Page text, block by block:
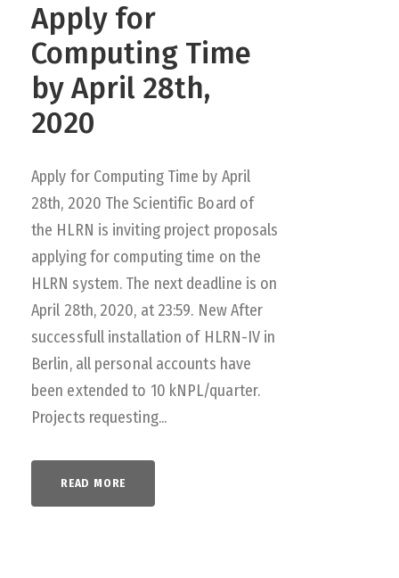
Apply for
Computing Time
by April 28th,
2020
Apply for Computing Time by April
28th, 2020 The Scientific Board of
the HLRN is inviting project proposals
applying for computing time on the
HLRN system. The next deadline is on
April 28th, 2020, at 23:59. New After
successfull installation of HLRN-IV in
Berlin, all personal accounts have
been extended to 10 kNPL/quarter.
Projects requesting...
READ MORE